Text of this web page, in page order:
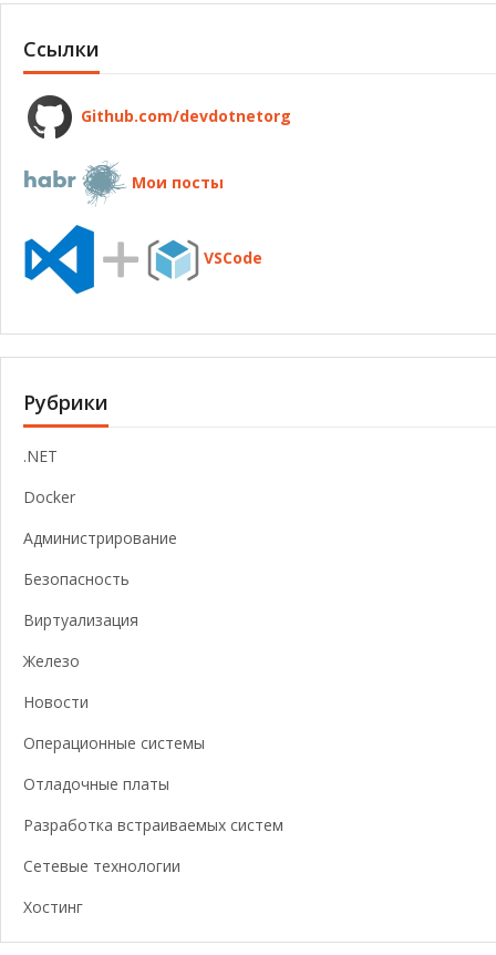
Ссылки
Github.com/devdotnetorg
Мои посты
VSCode
Рубрики
.NET
Docker
Администрирование
Безопасность
Виртуализация
Железо
Новости
Операционные системы
Отладочные платы
Разработка встраиваемых систем
Сетевые технологии
Хостинг